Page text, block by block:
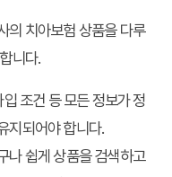
의 치아보험 상품을 다루
니다.
조건 등 모든 정보가 정
지되어야 합니다.
나 쉽게 상품을 검색하고